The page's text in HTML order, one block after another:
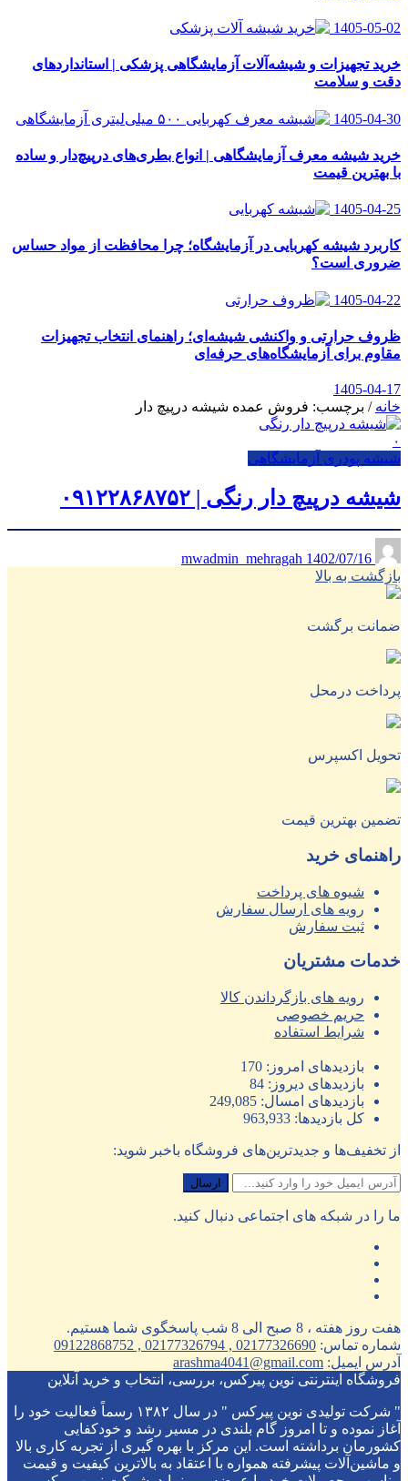
1405-05-02
خرید تجهیزات و شیشه‌آلات آزمایشگاهی پزشکی | استانداردهای
دقت و سلامت
1405-04-30
خرید شیشه معرف آزمایشگاهی | انواع بطری‌های در‌پیچ‌دار و ساده
با بهترین قیمت
1405-04-25
کاربرد شیشه کهربایی در آزمایشگاه؛ چرا محافظت از مواد حساس
ضروری است؟
1405-04-22
ظروف حرارتی و واکنشی شیشه‌ای؛ راهنمای انتخاب تجهیزات
مقاوم برای آزمایشگاه‌های حرفه‌ای
1405-04-17
خانه / برچسب: فروش عمده شیشه درپیچ دار
۰
شیشه پودری آزمایشگاهی
شیشه درپیچ دار رنگی | ۰۹۱۲۲۸۶۸۷۵۲
1402/07/16
بازگشت به بالا
ضمانت برگشت
پرداخت درمحل
تحویل اکسپرس
تضمین بهترین قیمت
راهنمای خرید
شیوه های پرداخت
رویه های ارسال سفارش
ثبت سفارش
خدمات مشتریان
رویه های بازگرداندن کالا
حریم خصوصی
شرایط استفاده
بازدیدهای امروز: 170
بازدیدهای دیروز: 84
بازدیدهای امسال: 249,085
کل بازدیدها: 963,933
از تخفیف‌ها و جدیدترین‌های فروشگاه باخبر شوید:
ما را در شبکه های اجتماعی دنبال کنید.
هفت روز هفته ، 8 صبح الی 8 شب پاسخگوی شما هستیم.
شماره تماس: 02177326690 , 02177326794 , 09122868752
آدرس ایمیل: arashma4041@gmail.com
فروشگاه اینترنتی نوین پیرکس، بررسی، انتخاب و خرید آنلاین
" شرکت تولیدی نوین پیرکس " در سال ۱۳۸۲ رسماً فعالیت خود را
آغاز نموده و تا امروز گام بلندی در مسیر رشد و خودکفایی
کشورمان برداشته است. این مرکز با بهره گیری از تجربه کاری بالا
و ماشین‌آلات پیشرفته همواره با اعتقاد به بالاترین کیفیت و قیمت